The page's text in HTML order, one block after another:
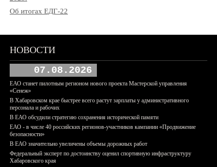
Об итогах ЕДГ-22
НОВОСТИ
07.08.2026
ЕАО станет пилотным регионом нового проекта Мастерской управления
«Сенеж»
В Хабаровском крае быстрее всего растут зарплаты у административного
персонала и рабочих
В ЕАО обсудили стратегию сохранения исторической памяти
ЕАО - в числе 40 российских регионов-участников кампании «Продвижение
безопасности»
В ЕАО значительно увеличены объемы дорожных работ
Федеральный эксперт по достоинству оценил спортивную инфраструктуру
Хабаровского края